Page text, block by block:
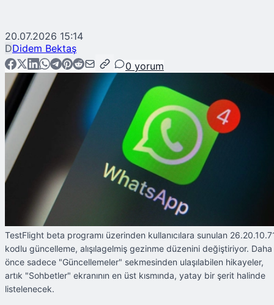
20.07.2026 15:14
DDidem Bektaş
0 yorum
TestFlight beta programı üzerinden kullanıcılara sunulan
kodlu güncelleme, alışılagelmiş gezinme düzenini değiştiriyor. Daha
önce sadece "Güncellemeler" sekmesinden ulaşılabilen hikayeler,
artık "Sohbetler" ekranının en üst kısmında, yatay bir şerit halinde
listelenecek.